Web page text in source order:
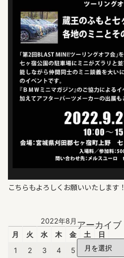
こちらもよろしくお願いいたします！
2022年8月
月
火 水 木 金 土
日
1
2 3 4 5 6
7
アーカイブ